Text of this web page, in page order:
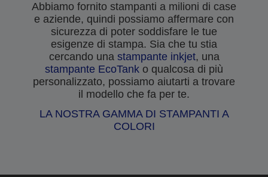
Abbiamo fornito stampanti a milioni di case
e aziende, quindi possiamo affermare con
sicurezza di poter soddisfare le tue
esigenze di stampa. Sia che tu stia
cercando una stampante inkjet, una
stampante EcoTank o qualcosa di più
personalizzato, possiamo aiutarti a trovare
il modello che fa per te.
LA NOSTRA GAMMA DI STAMPANTI A
COLORI